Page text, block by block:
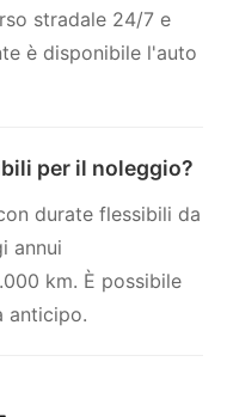
stradale 24/7 e
è disponibile l'auto
per il noleggio?
durate flessibili da
annui
km. È possibile
anticipo.